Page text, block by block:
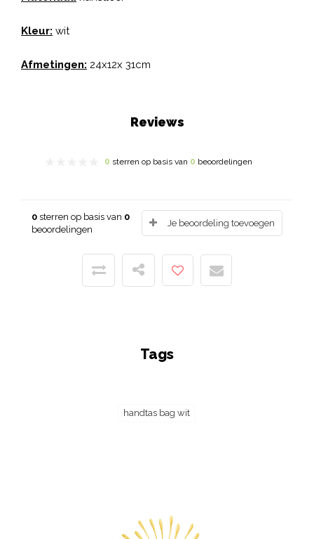
Kleur: wit
Afmetingen: 24x12x 31cm
Reviews
0 sterren op basis van 0 beoordelingen
0 sterren op basis van 0
beoordelingen
Je beoordeling toevoegen
Tags
handtas bag wit